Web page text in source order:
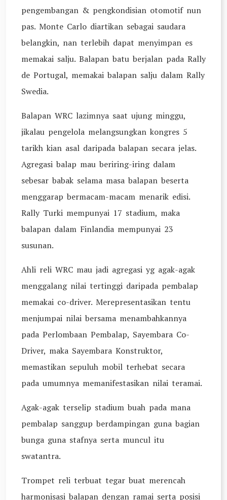
pengembangan & pengkondisian otomotif nun
pas. Monte Carlo diartikan sebagai saudara
belangkin, nan terlebih dapat menyimpan es
memakai salju. Balapan batu berjalan pada Rally
de Portugal, memakai balapan salju dalam Rally
Swedia.
Balapan WRC lazimnya saat ujung minggu,
jikalau pengelola melangsungkan kongres 5
tarikh kian asal daripada balapan secara jelas.
Agregasi balap mau beriring-iring dalam
sebesar babak selama masa balapan beserta
menggarap bermacam-macam menarik edisi.
Rally Turki mempunyai 17 stadium, maka
balapan dalam Finlandia mempunyai 23
susunan.
Ahli reli WRC mau jadi agregasi yg agak-agak
menggalang nilai tertinggi daripada pembalap
memakai co-driver. Merepresentasikan tentu
menjumpai nilai bersama menambahkannya
pada Perlombaan Pembalap, Sayembara Co-
Driver, maka Sayembara Konstruktor,
memastikan sepuluh mobil terhebat secara
pada umumnya memanifestasikan nilai teramai.
Agak-agak terselip stadium buah pada mana
pembalap sanggup berdampingan guna bagian
bunga guna stafnya serta muncul itu
swatantra.
Trompet reli terbuat tegar buat merencah
harmonisasi balapan dengan ramai serta posisi